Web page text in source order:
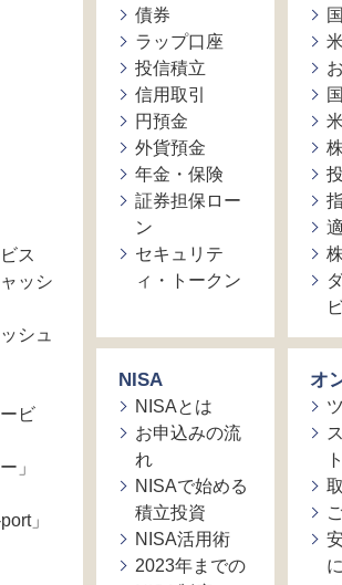
ス
ッシ
シュ
ビ
」
」
債券
ラップ口座
投信積立
信用取引
円預金
外貨預金
年金・保険
証券担保ロー
ン
セキュリテ
ィ・トークン
NISA
NISAとは
お申込みの流
れ
NISAで始める
積立投資
NISA活用術
2023年までの
オ
ト
に